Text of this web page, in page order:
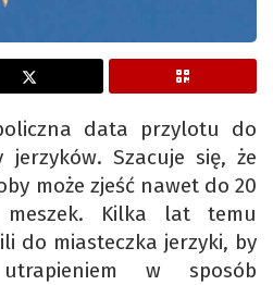
data przylotu do
jerzyków. Szacuje się, że
może zjeść nawet do 20
Kilka lat temu
do miasteczka jerzyki, by
w sposób